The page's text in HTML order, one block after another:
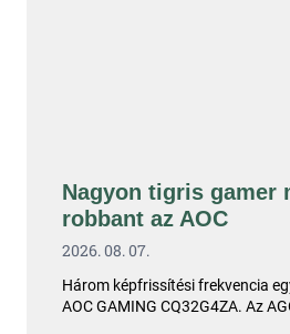
Nagyon tigris gamer
robbant az AOC
2026. 08. 07.
Három képfrissítési frekvencia
AOC GAMING CQ32G4ZA. Az